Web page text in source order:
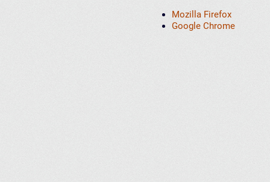
Mozilla Firefox
Google Chrome